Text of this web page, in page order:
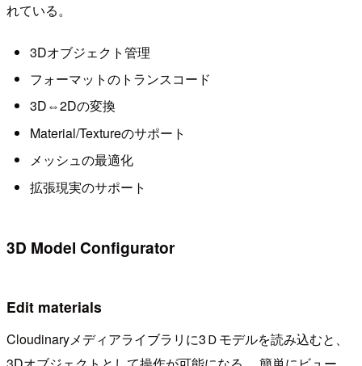
れている。
3Dオブジェクト管理
フォーマットのトランスコード
3D⇔2Dの変換
Material/Textureのサポート
メッシュの最適化
拡張現実のサポート
3D Model Configurator
Edit materials
Cloudinaryメディアライブラリに3Ｄモデルを読み込むと、